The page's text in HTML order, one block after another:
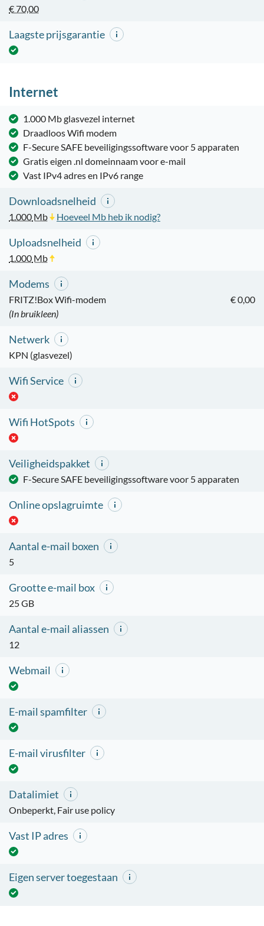
€ 70,00
Laagste prijsgarantie
Internet
1.000 Mb glasvezel internet
Draadloos Wifi modem
F-Secure SAFE beveiligingssoftware voor 5 apparaten
Gratis eigen .nl domeinnaam voor e-mail
Vast IPv4 adres en IPv6 range
Downloadsnelheid
1.000 Mb Hoeveel Mb heb ik nodig?
Uploadsnelheid
1.000 Mb
Modems
FRITZ!Box Wifi-modem
€ 0,00
(In bruikleen)
Netwerk
KPN (glasvezel)
Wifi Service
Wifi HotSpots
Veiligheidspakket
F-Secure SAFE beveiligingssoftware voor 5 apparaten
Online opslagruimte
Aantal e-mail boxen
5
Grootte e-mail box
25 GB
Aantal e-mail aliassen
12
Webmail
E-mail spamfilter
E-mail virusfilter
Datalimiet
Onbeperkt, Fair use policy
Vast IP adres
Eigen server toegestaan